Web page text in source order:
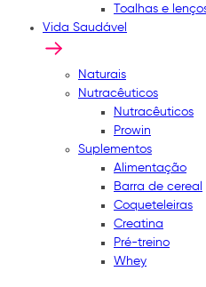
Toalhas e
Vida Saudável
Naturais
Nutracêuticos
Nutracêuticos
Prowin
Suplementos
Alimentação
Barra de cereal
Coqueteleiras
Creatina
Pré-treino
Whey